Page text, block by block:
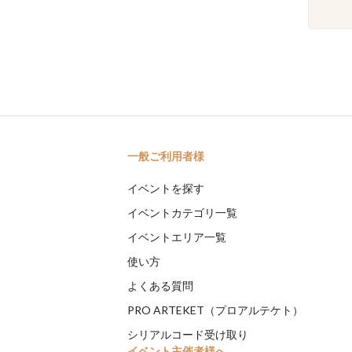
一般ご利用者様
イベントを探す
イベントカテゴリ一覧
イベントエリア一覧
使い方
よくある質問
PRO ARTEKET（プロアルテケト）
シリアルコード受け取り